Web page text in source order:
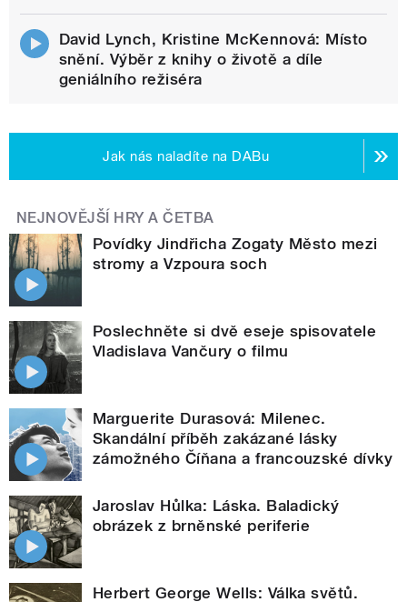
David Lynch, Kristine McKennová: Místo
snění. Výběr z knihy o životě a díle
geniálního režiséra
Jak nás naladíte na DABu
NEJNOVĚJŠÍ HRY A ČETBA
Povídky Jindřicha Zogaty Město mezi
stromy a Vzpoura soch
Poslechněte si dvě eseje spisovatele
Vladislava Vančury o filmu
Marguerite Durasová: Milenec.
Skandální příběh zakázané lásky
zámožného Číňana a francouzské dívky
Jaroslav Hůlka: Láska. Baladický
obrázek z brněnské periferie
Herbert George Wells: Válka světů.